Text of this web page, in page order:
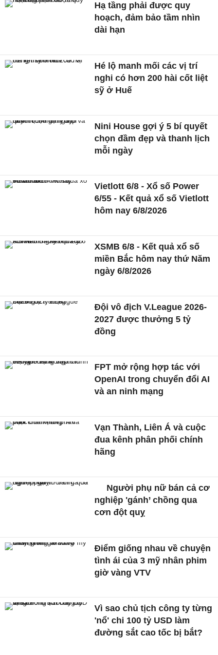
Hạ tầng phải được quy
hoạch, đảm bảo tầm nhìn
dài hạn
Hé lộ manh mối các vị trí
nghi có hơn 200 hài cốt liệt
sỹ ở Huế
Nini House gợi ý 5 bí quyết
chọn đầm đẹp và thanh lịch
mỗi ngày
Vietlott 6/8 - Xổ số Power
6/55 - Kết quả xổ số Vietlott
hôm nay 6/8/2026
XSMB 6/8 - Kết quả xổ số
miền Bắc hôm nay thứ Năm
ngày 6/8/2026
Đội vô địch V.League 2026-
2027 được thưởng 5 tỷ
đồng
FPT mở rộng hợp tác với
OpenAI trong chuyển đổi AI
và an ninh mạng
Vạn Thành, Liên Á và cuộc
đua kênh phân phối chính
hãng
Người phụ nữ bán cả cơ
nghiệp 'gánh’ chồng qua
cơn đột quỵ
Điểm giống nhau về chuyện
tình ái của 3 mỹ nhân phim
giờ vàng VTV
Vì sao chủ tịch công ty từng
'nổ' chi 100 tỷ USD làm
đường sắt cao tốc bị bắt?